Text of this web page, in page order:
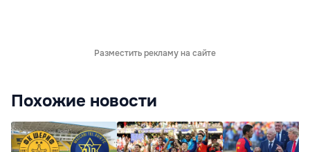
Разместить рекламу на сайте
Похожие новости